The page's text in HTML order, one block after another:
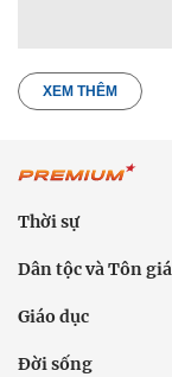
XEM THÊM
Thời sự
Dân tộc và Tôn
Giáo dục
Đời sống